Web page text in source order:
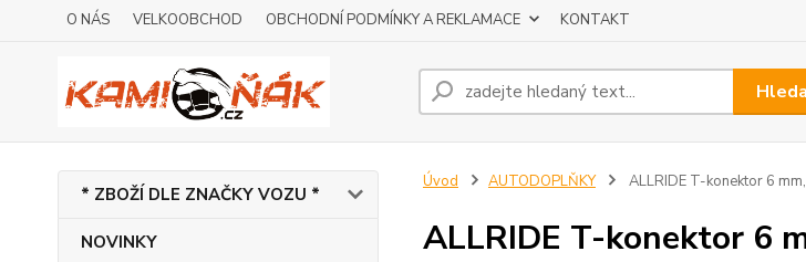
O NÁS VELKOOBCHOD OBCHODNÍ PODMÍNKY A REKLAMACE KONTAKT
* ZBOŽÍ DLE ZNAČKY VOZU *
NOVINKY
Úvod AUTODOPLŇKY ALLRIDE T-konektor 6
ALLRIDE T-konektor 6